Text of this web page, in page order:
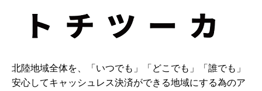
北陸地域全体を、「いつでも」「どこでも」「誰でも」
安心してキャッシュレス決済ができる地域にする為のア